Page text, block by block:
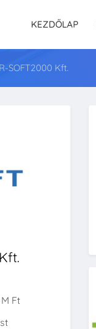
KEZDŐLAP
SOFT2000 Kft.
Ft